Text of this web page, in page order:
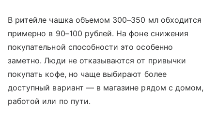
В ритейле чашка объемом 300–350 мл обходится
примерно в 90–100 рублей. На фоне снижения
покупательной способности это особенно
заметно. Люди не отказываются от привычки
покупать кофе, но чаще выбирают более
доступный вариант — в магазине рядом с домом,
работой или по пути.